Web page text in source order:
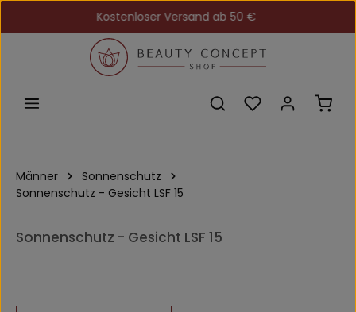
Zum Hauptinhalt springenKostenloser Versand ab 50 €
Du hast 0
Männer
Sonnenschutz
Sonnenschutz - Gesicht LSF 15
Sonnenschutz - Gesicht LSF 15